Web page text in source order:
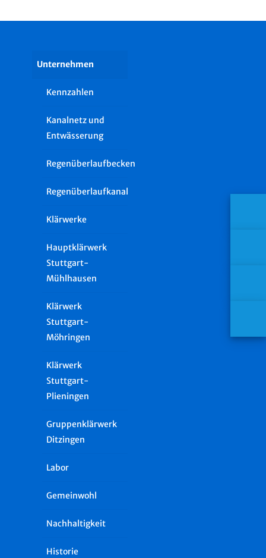
Unternehmen
Kennzahlen
Kanalnetz und
Entwässerung
Regenüberlaufbecken
Regenüberlaufkanal
Klärwerke
Hauptklärwerk
Stuttgart-
Mühlhausen
Klärwerk
Stuttgart-
Möhringen
Klärwerk
Stuttgart-
Plieningen
Gruppenklärwerk
Ditzingen
Labor
Gemeinwohl
Nachhaltigkeit
Historie